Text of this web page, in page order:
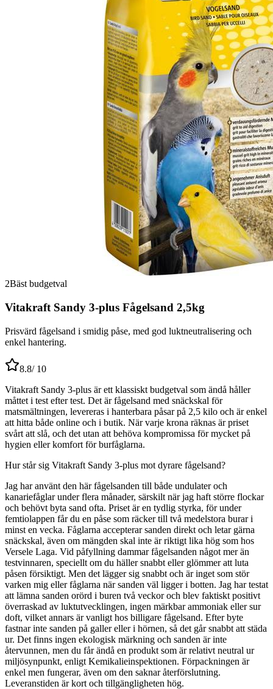
2Bäst budgetval
Vitakraft Sandy 3-plus Fågelsand 2,5kg
Prisvärd fågelsand i smidig påse, med god luktneutralisering och
enkel hantering.
8.8/ 10
Vitakraft Sandy 3-plus är ett klassiskt budgetval som ändå håller
måttet i test efter test. Det är fågelsand med snäckskal för
matsmältningen, levereras i hanterbara påsar på 2,5 kilo och är enkel
att hitta både online och i butik. När varje krona räknas är priset
svårt att slå, och det utan att behöva kompromissa för mycket på
hygien eller komfort för burfåglarna.
Hur står sig Vitakraft Sandy 3-plus mot dyrare fågelsand?
Jag har använt den här fågelsanden till både undulater och
kanariefåglar under flera månader, särskilt när jag haft större flockar
och behövt byta sand ofta. Priset är en tydlig styrka, för under
femtiolappen får du en påse som räcker till två medelstora burar i
minst en vecka. Fåglarna accepterar sanden direkt och letar gärna
snäckskal, även om mängden skal inte är riktigt lika hög som hos
Versele Laga. Vid påfyllning dammar fågelsanden något mer än
testvinnaren, speciellt om du häller snabbt eller glömmer att luta
påsen försiktigt. Men det lägger sig snabbt och är inget som stör
varken mig eller fåglarna när sanden väl ligger i botten. Jag har testat
att lämna sanden orörd i buren två veckor och blev faktiskt positivt
överraskad av luktutvecklingen, ingen märkbar ammoniak eller sur
doft, vilket annars är vanligt hos billigare fågelsand. Efter byte
fastnar inte sanden på galler eller i hörnen, så det går snabbt att städa
ur. Det finns ingen ekologisk märkning och sanden är inte
återvunnen, men du får ändå en produkt som är relativt neutral ur
miljösynpunkt, enligt Kemikalieinspektionen. Förpackningen är
enkel men fungerar, även om den saknar återförslutning.
Leveranstiden är kort och tillgängligheten hög.